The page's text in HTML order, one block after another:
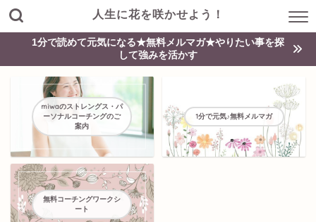
人生に花を咲かせよう！
1分で読めて元気になる★無料メルマガ★やりたい事を探
して強みを活かす
miwaのストレングス・パ
ーソナルコーチングのご
案内
1分で元気♪無料メルマガ
無料コーチングワークシ
ート